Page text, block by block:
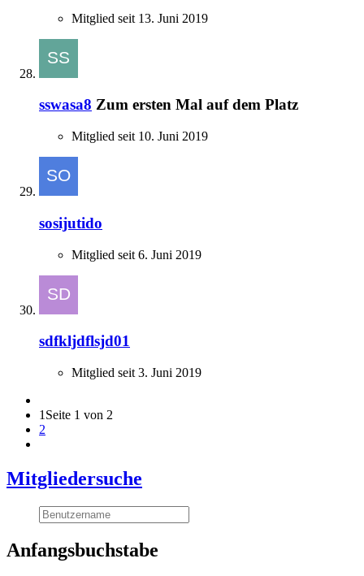
Mitglied seit 13. Juni 2019
sswasa8 Zum ersten Mal auf dem Platz
Mitglied seit 10. Juni 2019
sosijutido
Mitglied seit 6. Juni 2019
sdfkljdflsjd01
Mitglied seit 3. Juni 2019
1 Seite 1 von 2
2
Mitgliedersuche
Anfangsbuchstabe